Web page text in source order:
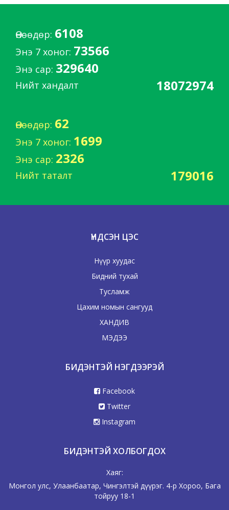
Өнөөдөр: 6108
Энэ 7 хоног: 73566
Энэ сар: 329640
Нийт хандалт 18072974
Өнөөдөр: 62
Энэ 7 хоног: 1699
Энэ сар: 2326
Нийт таталт 179016
ҮНДСЭН ЦЭС
Нүүр хуудас
Бидний тухай
Тусламж
Цахим номын сангууд
ХАНДИВ
МЭДЭЭ
БИДЭНТЭЙ НЭГДЭЭРЭЙ
Facebook
Twitter
Instagram
БИДЭНТЭЙ ХОЛБОГДОХ
Хаяг:
Монгол улс, Улаанбаатар, Чингэлтэй дүүрэг. 4-р Хороо, Бага
тойруу 18-1